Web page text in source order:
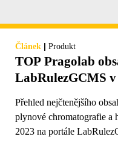
Článek | Produkt
TOP Pragolab
LabRulezGCMS v
Přehled nejčtenějšího
plynové chromatografie a
2023 na portále